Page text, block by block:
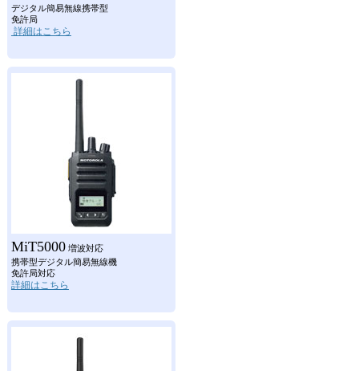
デジタル簡易無線携帯型
免許局
詳細はこちら
MiT5000増波対応
携帯型デジタル簡易無線機
免許局対応
詳細はこちら